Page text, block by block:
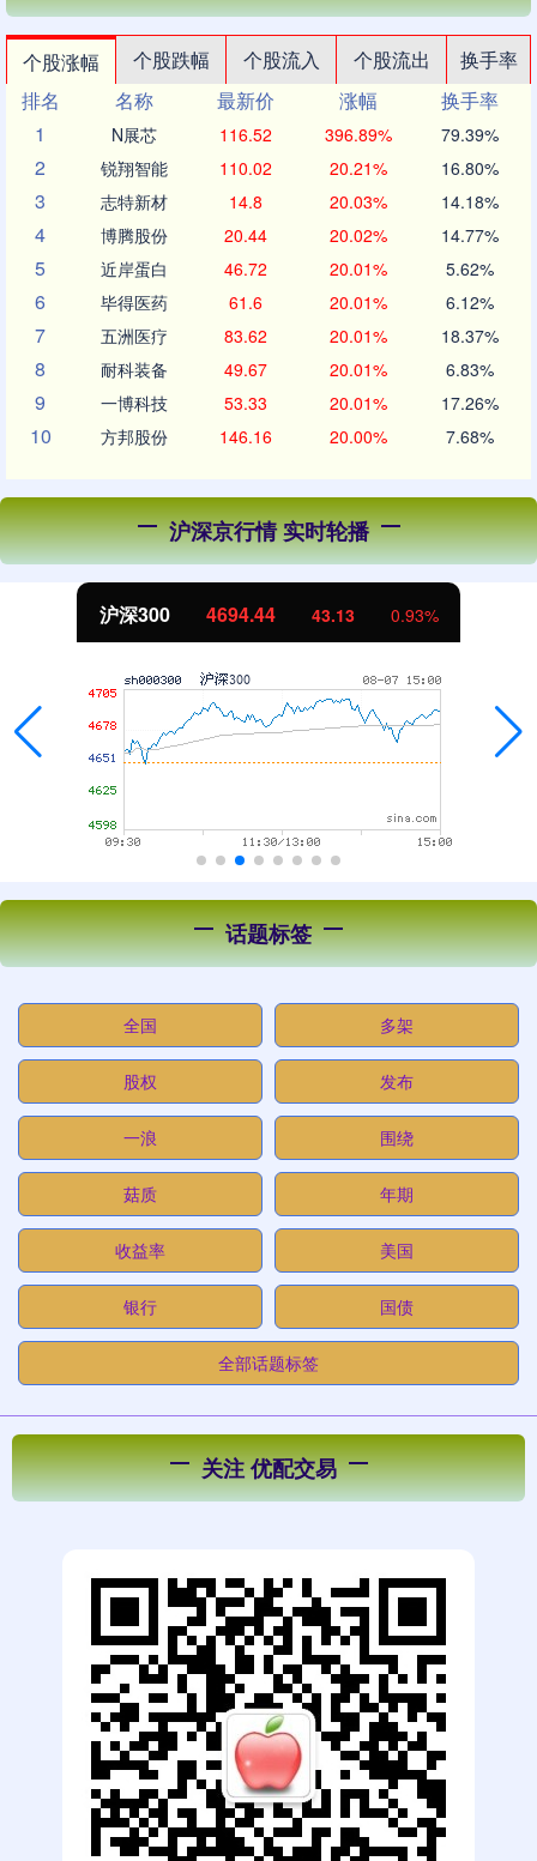
个股涨幅 个股跌幅 个股流入 个股流出
换手率
排名
名称 最新价 涨幅
换手率
1
N展芯 116.52 396.89% 79.39%
2 锐翔智能 110.02 20.21% 16.80%
3 志特新材 14.8 20.03% 14.18%
4 博腾股份 20.44 20.02% 14.77%
5 近岸蛋白 46.72 20.01% 5.62%
6 毕得医药 61.6 20.01% 6.12%
7 五洲医疗 83.62 20.01% 18.37%
8 耐科装备 49.67 20.01% 6.83%
9 一博科技 53.33 20.01% 17.26%
10 方邦股份 146.16 20.00% 7.68%
沪深京行情 实时轮播
沪深300 4694.44 43.13 0.93%
话题标签
全国 多架
股权 发布
一浪 围绕
菇质 年期
收益率 美国
银行 国债
全部话题标签
关注 优配交易